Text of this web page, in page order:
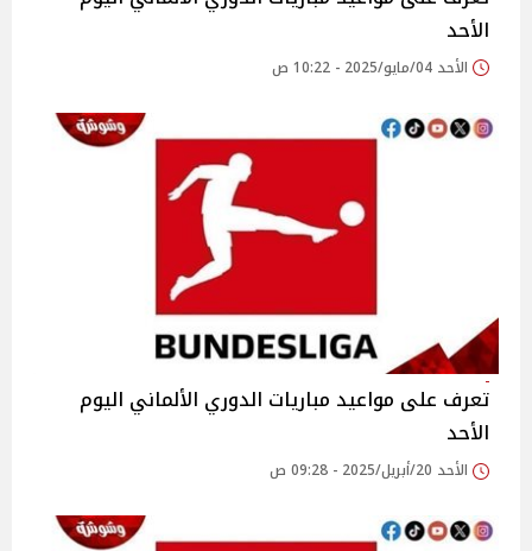
الأحد
الأحد 04/مايو/2025 - 10:22 ص
تعرف على مواعيد مباريات الدوري الألماني اليوم
الأحد
الأحد 20/أبريل/2025 - 09:28 ص